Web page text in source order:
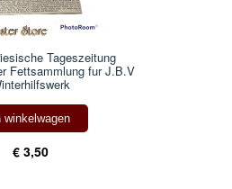
Tageszeitung
Fettsammlung fur J.B.V
winkelwagen
€ 3,50